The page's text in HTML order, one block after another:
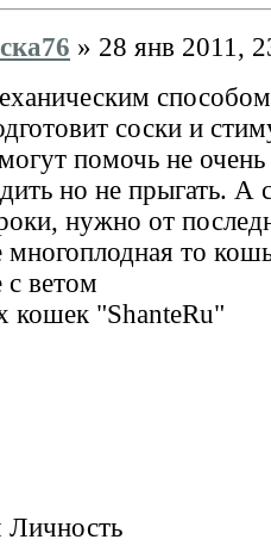
» 28 янв 2011,
соски и
помочь не
но не прыгать. А
нужно от
многоплодная то
с ветом
кошек "ShanteRu"
Личность